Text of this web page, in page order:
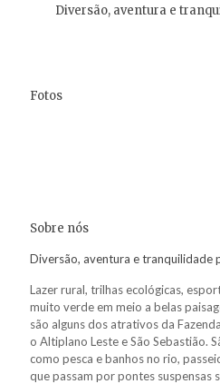
Diversão, aventura e
Fotos
Sobre nós
Diversão, aventura e tranquilidade
Lazer rural, trilhas ecológicas,
muito verde em meio a belas
são alguns dos atrativos da
o Altiplano Leste e São Sebastião.
como pesca e banhos no rio,
que passam por pontes suspensas